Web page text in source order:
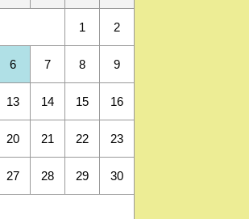
1 2
6 7 8 9
13 14 15 16
20 21 22 23
27 28 29 30